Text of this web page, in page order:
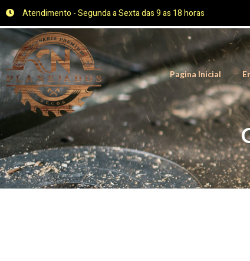
Atendimento - Segunda a Sexta das 9 as 18 horas
Pagina Inicial